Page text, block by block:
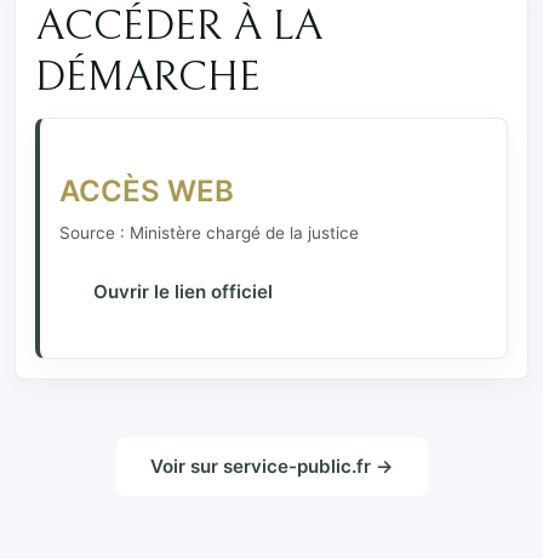
ACCÉDER À LA
DÉMARCHE
ACCÈS WEB
Source : Ministère chargé de la justice
Ouvrir le lien officiel
Voir sur service-public.fr →